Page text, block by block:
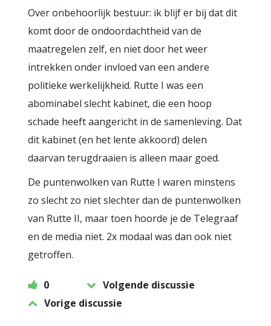
Over onbehoorlijk bestuur: ik blijf er bij dat dit
komt door de ondoordachtheid van de
maatregelen zelf, en niet door het weer
intrekken onder invloed van een andere
politieke werkelijkheid. Rutte I was een
abominabel slecht kabinet, die een hoop
schade heeft aangericht in de samenleving. Dat
dit kabinet (en het lente akkoord) delen
daarvan terugdraaien is alleen maar goed.
De puntenwolken van Rutte I waren minstens
zo slecht zo niet slechter dan de puntenwolken
van Rutte II, maar toen hoorde je de Telegraaf
en de media niet. 2x modaal was dan ook niet
getroffen.
0
Volgende discussie
Vorige discussie